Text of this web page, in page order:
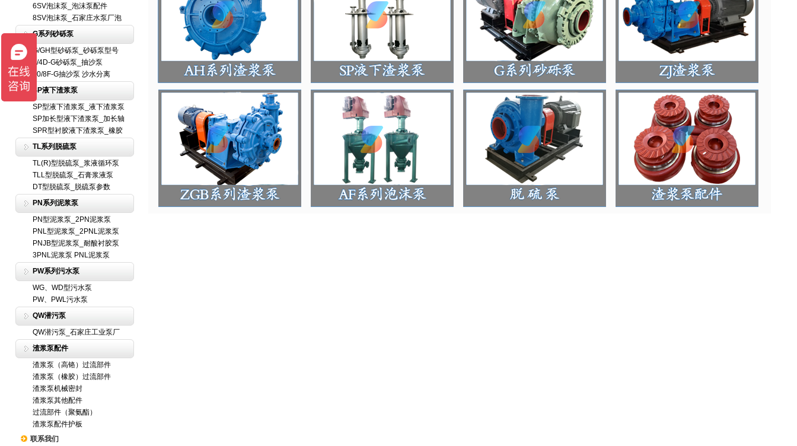
6SV泡沫泵_泡沫泵配件
8SV泡沫泵_石家庄水泵厂泡
G系列砂砾泵
G/GH型砂砾泵_砂砾泵型号
6/4D-G砂砾泵_抽沙泵
10/8F-G抽沙泵 沙水分离
SP液下渣浆泵
SP型液下渣浆泵_液下渣浆泵
SP加长型液下渣浆泵_加长轴
SPR型衬胶液下渣浆泵_橡胶
TL系列脱硫泵
TL(R)型脱硫泵_浆液循环泵
TLL型脱硫泵_石膏浆液泵
DT型脱硫泵_脱硫泵参数
PN系列泥浆泵
PN型泥浆泵_2PN泥浆泵
PNL型泥浆泵_2PNL泥浆泵
PNJB型泥浆泵_耐酸衬胶泵
3PNL泥浆泵 PNL泥浆泵
PW系列污水泵
WG、WD型污水泵
PW、PWL污水泵
QW潜污泵
QW潜污泵_石家庄工业泵厂
渣浆泵配件
渣浆泵（高铬）过流部件
渣浆泵（橡胶）过流部件
渣浆泵机械密封
渣浆泵其他配件
过流部件（聚氨酯）
渣浆泵配件护板
联系我们